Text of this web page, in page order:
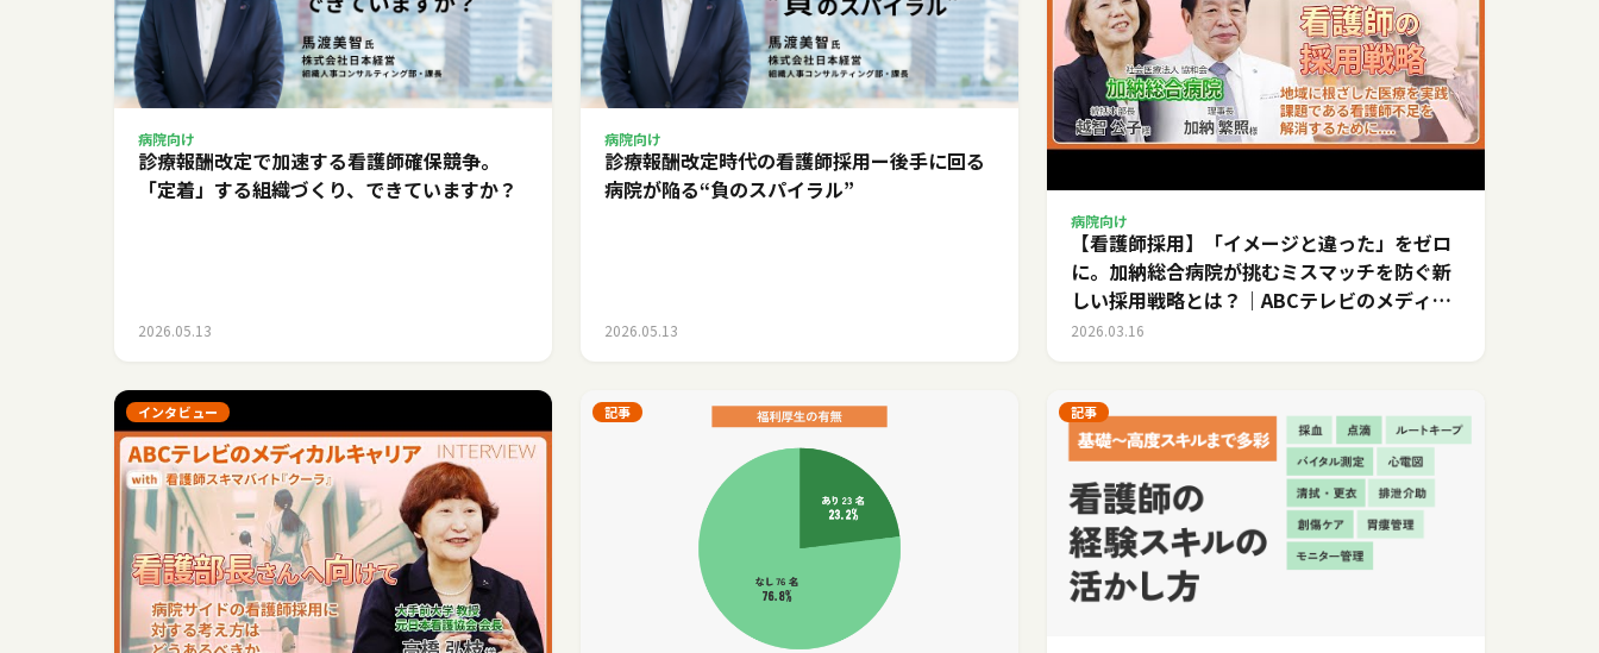
病院向け
診療報酬改定で加速する看護師確保競争。
「定着」する組織づくり、できていますか？
2026.05.13
病院向け
診療報酬改定時代の看護師採用ー後手に回る
病院が陥る“負のスパイラル”
2026.05.13
病院向け
【看護師採用】「イメージと違った」をゼロ
に。加納総合病院が挑むミスマッチを防ぐ新
しい採用戦略とは？｜ABCテレビのメディカ
ルキャリア
2026.03.16
インタビュー 記事 記事